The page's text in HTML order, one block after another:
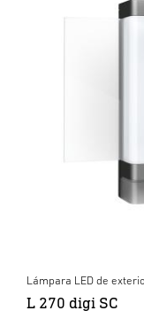
Lámpara LED de
L 270 digi SC